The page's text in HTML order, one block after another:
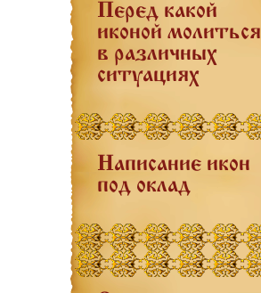
Перед какой
иконой молиться
в различных
ситуациях
Написание икон
под оклад